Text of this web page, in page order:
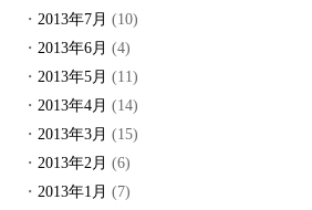
2013年7月 (10)
2013年6月 (4)
2013年5月 (11)
2013年4月 (14)
2013年3月 (15)
2013年2月 (6)
2013年1月 (7)